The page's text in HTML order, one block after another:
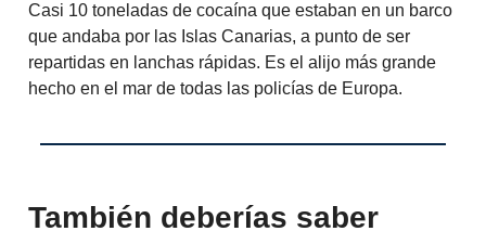
Casi 10 toneladas de cocaína que estaban en un barco
que andaba por las Islas Canarias, a punto de ser
repartidas en lanchas rápidas. Es el alijo más grande
hecho en el mar de todas las policías de Europa.
También deberías saber